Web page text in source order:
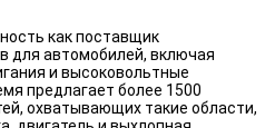
как поставщик
для автомобилей, включая
и высоковольтные
предлагает более 1500
охватывающих такие области,